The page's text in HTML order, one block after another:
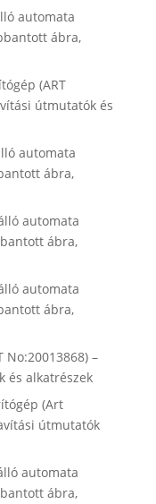
automata
ábra,
(ART
útmutatók és
automata
ábra,
automata
ábra,
automata
ábra,
No:20013868) –
és alkatrészek
(Art
útmutatók
automata
ábra,